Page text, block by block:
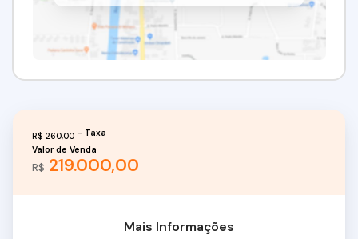
R$ 219.000,00
Valor de Venda
R$ 260,00
Mais Informações